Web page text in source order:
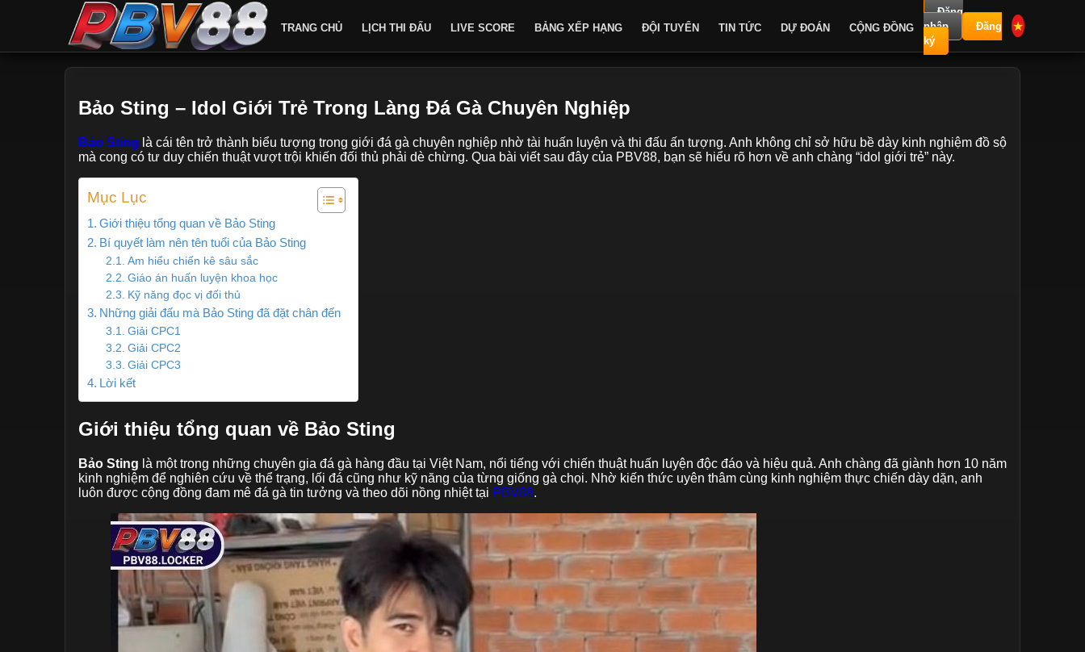
TRANG CHỦ LỊCH THI ĐẤU LIVE SCORE BẢNG XẾP HẠNG ĐỘI TUYỂN TIN TỨC DỰ ĐOÁN CỘNG ĐỒNG
Đăng
nhập
Đăng
ký
★
Bảo Sting – Idol Giới Trẻ Trong Làng Đá Gà Chuyên Nghiệp
Bảo Sting là cái tên trở thành biểu tượng trong giới đá gà chuyên nghiệp nhờ tài huấn luyện và thi đấu ấn tượng. Anh không chỉ sở hữu bề dày kinh nghiệm đồ sộ
mà cong có tư duy chiến thuật vượt trội khiến đối thủ phải dè chừng. Qua bài viết sau đây của PBV88, bạn sẽ hiểu rõ hơn về anh chàng “idol giới trẻ” này.
Mục Lục
Giới thiệu tổng quan về Bảo Sting
Bí quyết làm nên tên tuổi của Bảo Sting
Am hiểu chiến kê sâu sắc
Giáo án huấn luyện khoa học
Kỹ năng đọc vị đối thủ
Những giải đấu mà Bảo Sting đã đặt chân đến
Giải CPC1
Giải CPC2
Giải CPC3
Lời kết
Giới thiệu tổng quan về Bảo Sting
Bảo Sting là một trong những chuyên gia đá gà hàng đầu tại Việt Nam, nổi tiếng với chiến thuật huấn luyện độc đáo và hiệu quả. Anh chàng đã giành hơn 10 năm
kinh nghiệm để nghiên cứu về thể trạng, lối đá cũng như kỹ năng của từng giống gà chọi. Nhờ kiến thức uyên thâm cùng kinh nghiệm thực chiến dày dặn, anh
luôn được cộng đồng đam mê đá gà tin tưởng và theo dõi nồng nhiệt tại PBV88.